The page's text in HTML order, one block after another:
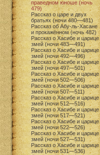
праведном юноше (ночь
479)
Рассказ о царе и двух
братьях (ночи 480—481)
Рассказ об Абу-ль-Хасане
и прокажённом (ночь 482)
Рассказ о Хасибе и царице
змей (ночи 483—491)
Рассказ о Хасибе и царице
змей (ночи 492—496)
Рассказ о Хасибе и царице
змей (ночи 497—501)
Рассказ о Хасибе и царице
змей (ночи 502—506)
Рассказ о Хасибе и царице
змей (ночи 507—511)
Рассказ о Хасибе и царице
змей (ночи 512—516)
Рассказ о Хасибе и царице
змей (ночи 517—521)
Рассказ о Хасибе и царице
змей (ночи 522—526)
Рассказ о Хасибе и царице
змей (ночи 527—531)
Рассказ о Хасибе и царице
змей (ночи 531—536)